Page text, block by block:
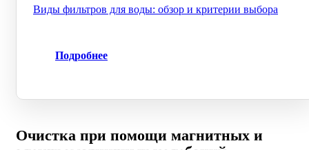
Виды фильтров для воды: обзор и критерии выбора
Подробнее
Очистка при помощи магнитных и